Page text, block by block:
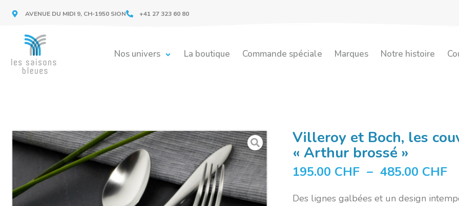
AVENUE DU MIDI 9, CH-1950 SION +41 27 323 60 80
Nos univers La boutique Commande spéciale Marques Notre histoire
Villeroy et Boch, les
« Arthur brossé »
195.00 CHF – 485.00 CHF
Des lignes galbées et un design